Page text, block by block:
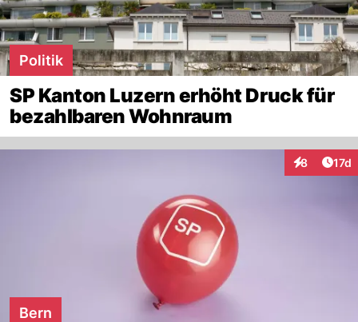
Politik
SP Kanton Luzern erhöht Druck für
bezahlbaren Wohnraum
8 17d
Bern